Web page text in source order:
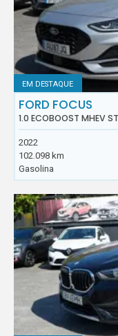
EM DESTAQUE
FORD FOCUS
1.0 ECOBOOST MHEV
2022
102.098 km
Gasolina